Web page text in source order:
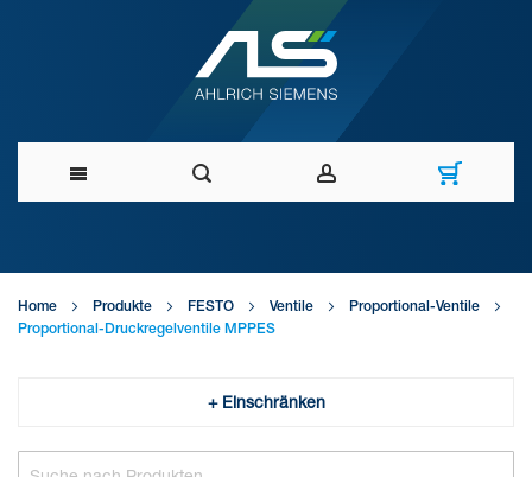
zum
Inhalt
Home Produkte FESTO Ventile
Proportional-Ventile
Proportional-Druckregelventile MPPES
+ Einschränken